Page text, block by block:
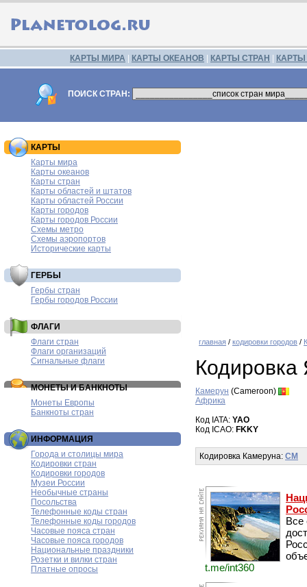
КАРТЫ МИРА КАРТЫ ОКЕАНОВ КАРТЫ СТРАН
ПОИСК СТРАН:
КАРТЫ
Карты мира
Карты океанов
Карты стран
Карты областей и штатов
Карты областей России
Карты городов
Карты городов России
Схемы метро
Схемы аэропортов
Исторические карты
ГЕРБЫ
Гербы стран
Гербы городов России
ФЛАГИ
Флаги стран
Флаги организаций
Сигнальные флаги
МОНЕТЫ И БАНКНОТЫ
Монеты Европы
Банкноты стран
ИНФОРМАЦИЯ
Города и столицы мира
Кодировки стран
Кодировки городов
Музеи России
Необычные страны
Посольства
Телефонные коды стран
Телефонные коды городов
Часовые пояса стран
Часовые пояса городов
Национальные праздники
Розетки и вилки стран
Платные опросы
главная / кодировки городов /
Кодировка
Камерун (Cameroon)
Африка
Код IATA: YAO
Код ICAO: FKKY
Кодировка Камеруна: CM
Все
t.me/int360